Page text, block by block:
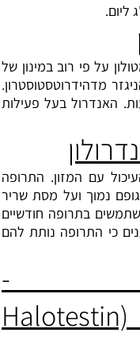
על פי רוב במינון של
מדהידרוטסטוסטרון.
צריך להיות קצר 4-3 שבועות. האנדרול בעל פעילות
עם המזון. התרופה
נמוך ועל מסת שריר
בתרופה חודשיים
כי התרופה נותת להם
-
פלואוקסימסטרון Halotestin)